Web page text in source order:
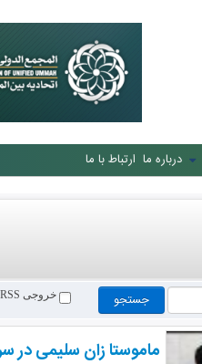
درباره ما ارتباط با ما
خروجی RSS
ماموستا زان سلیمی در